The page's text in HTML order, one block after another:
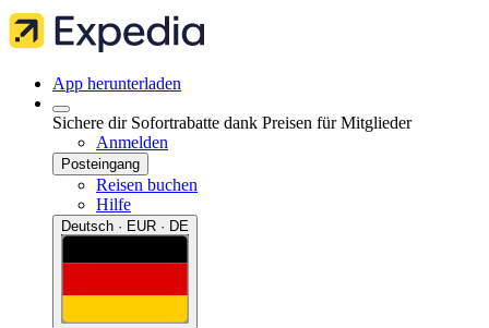
App herunterladen
Sichere dir Sofortrabatte dank Preisen für Mitglieder
Anmelden
Posteingang
Reisen buchen
Hilfe
Deutsch · EUR · DE